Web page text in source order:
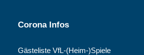
Corona Infos
Gästeliste VfL-(Heim-)Spiele